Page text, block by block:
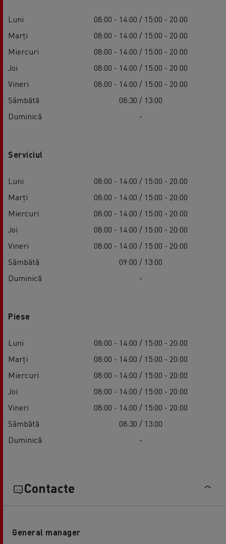
Luni
08:00 - 14:00 / 15:00 - 20:00
Marți
08:00 - 14:00 / 15:00 - 20:00
Miercuri
08:00 - 14:00 / 15:00 - 20:00
Joi
08:00 - 14:00 / 15:00 - 20:00
Vineri
08:00 - 14:00 / 15:00 - 20:00
Sâmbătă
08:30 / 13:00
Duminică
-
Serviciul
Luni
08:00 - 14:00 / 15:00 - 20:00
Marți
08:00 - 14:00 / 15:00 - 20:00
Miercuri
08:00 - 14:00 / 15:00 - 20:00
Joi
08:00 - 14:00 / 15:00 - 20:00
Vineri
08:00 - 14:00 / 15:00 - 20:00
Sâmbătă
09:00 / 13:00
Duminică
-
Piese
Luni
08:00 - 14:00 / 15:00 - 20:00
Marți
08:00 - 14:00 / 15:00 - 20:00
Miercuri
08:00 - 14:00 / 15:00 - 20:00
Joi
08:00 - 14:00 / 15:00 - 20:00
Vineri
08:00 - 14:00 / 15:00 - 20:00
Sâmbătă
08:30 / 13:00
Duminică
-
Contacte
General manager